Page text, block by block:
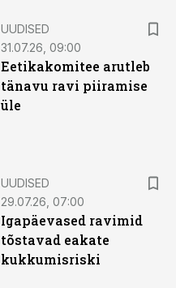
UUDISED
31.07.26, 09:00
Eetikakomitee arutleb
tänavu ravi piiramise
üle
UUDISED
29.07.26, 07:00
Igapäevased ravimid
tõstavad eakate
kukkumisriski